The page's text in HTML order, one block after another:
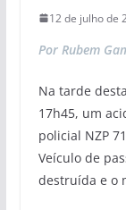
12 de julho de
Por Rubem
Na tarde
17h45, um
policial NZP
Veículo de
destruída e o